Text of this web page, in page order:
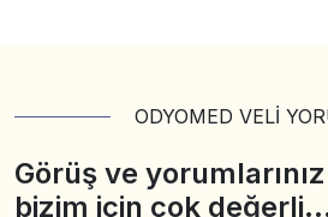
ODYOMED VELİ
Görüş ve yorumlarınız
bizim için çok